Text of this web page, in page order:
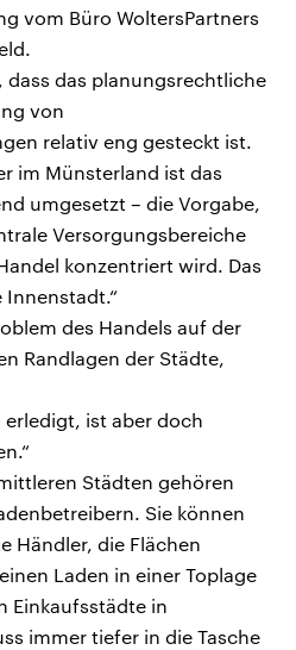
vom Büro WoltersPartners
dass das planungsrechtliche
von
relativ eng gesteckt ist.
im Münsterland ist das
umgesetzt – die Vorgabe,
Versorgungsbereiche
konzentriert wird. Das
Innenstadt.“
des Handels auf der
Randlagen der Städte,
erledigt, ist aber doch
Städten gehören
Sie können
Händler, die Flächen
Laden in einer Toplage
Einkaufsstädte in
immer tiefer in die Tasche